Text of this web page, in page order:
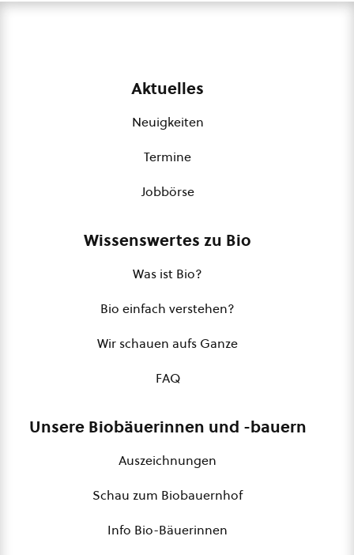
Aktuelles
Neuigkeiten
Termine
Jobbörse
Wissenswertes zu Bio
Was ist Bio?
Bio einfach verstehen?
Wir schauen aufs Ganze
FAQ
Unsere Biobäuerinnen und -bauern
Auszeichnungen
Schau zum Biobauernhof
Info Bio-Bäuerinnen